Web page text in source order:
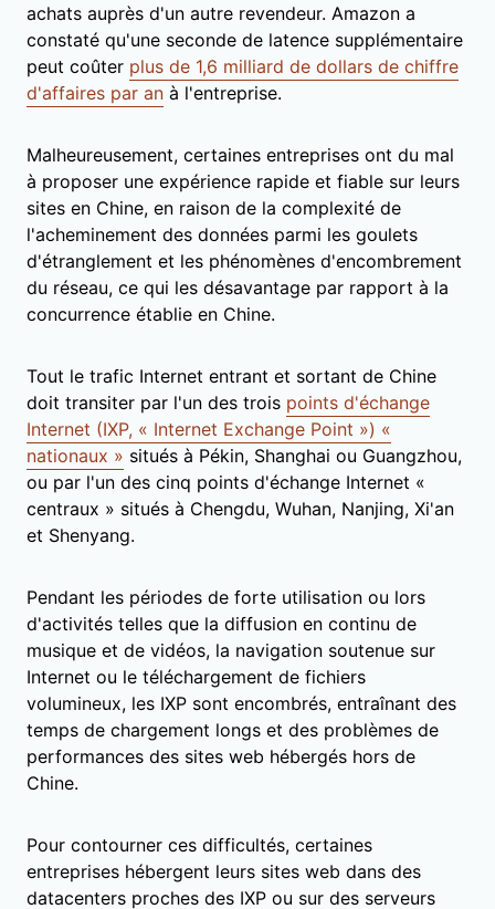
achats auprès d'un autre revendeur. Amazon a
constaté qu'une seconde de latence supplémentaire
peut coûter plus de 1,6 milliard de dollars de chiffre
d'affaires par an à l'entreprise.
Malheureusement, certaines entreprises ont du mal
à proposer une expérience rapide et fiable sur leurs
sites en Chine, en raison de la complexité de
l'acheminement des données parmi les goulets
d'étranglement et les phénomènes d'encombrement
du réseau, ce qui les désavantage par rapport à la
concurrence établie en Chine.
Tout le trafic Internet entrant et sortant de Chine
doit transiter par l'un des trois points d'échange
Internet (IXP, « Internet Exchange Point ») «
nationaux » situés à Pékin, Shanghai ou Guangzhou,
ou par l'un des cinq points d'échange Internet «
centraux » situés à Chengdu, Wuhan, Nanjing, Xi'an
et Shenyang.
Pendant les périodes de forte utilisation ou lors
d'activités telles que la diffusion en continu de
musique et de vidéos, la navigation soutenue sur
Internet ou le téléchargement de fichiers
volumineux, les IXP sont encombrés, entraînant des
temps de chargement longs et des problèmes de
performances des sites web hébergés hors de
Chine.
Pour contourner ces difficultés, certaines
entreprises hébergent leurs sites web dans des
datacenters proches des IXP ou sur des serveurs